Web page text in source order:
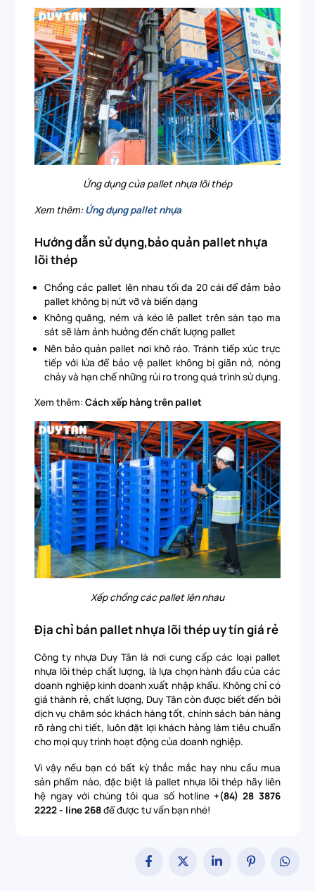
Ứng dụng của pallet nhựa lõi thép
Xem thêm:Ứng dụng pallet nhựa
Hướng dẫn sử dụng,bảo quản pallet nhựa
lõi thép
Chồng các pallet lên nhau tối đa 20 cái để đảm bảo
pallet không bị nứt vỡ và biến dạng
Không quăng, ném và kéo lê pallet trên sàn tạo ma
sát sẽ làm ảnh hưởng đến chất lượng pallet
Nên bảo quản pallet nơi khô ráo. Tránh tiếp xúc trực
tiếp với lửa để bảo vệ pallet không bị giãn nở, nóng
chảy và hạn chế những rủi ro trong quá trình sử dụng.
Xem thêm:Cách xếp hàng trên pallet
Xếp chồng các pallet lên nhau
Địa chỉ bán pallet nhựa lõi thép uy tín giá rẻ
Công ty nhựa Duy Tân là nơi cung cấp các loại pallet
nhựa lõi thép chất lượng, là lựa chọn hành đầu của các
doanh nghiệp kinh doanh xuất nhập khẩu. Không chỉ có
giá thành rẻ, chất lượng, Duy Tân còn được biết đến bởi
dịch vụ chăm sóc khách hàng tốt, chính sách bán hàng
rõ ràng chi tiết, luôn đặt lợi khách hàng làm tiêu chuẩn
cho mọi quy trình hoạt động của doanh nghiệp.
Vì vậy nếu bạn có bất kỳ thắc mắc hay nhu cầu mua
sản phẩm nào, đặc biệt là pallet nhựa lõi thép hãy liên
hệ ngay với chúng tôi qua số hotline+(84) 28 3876
2222 - line 268để được tư vấn bạn nhé!